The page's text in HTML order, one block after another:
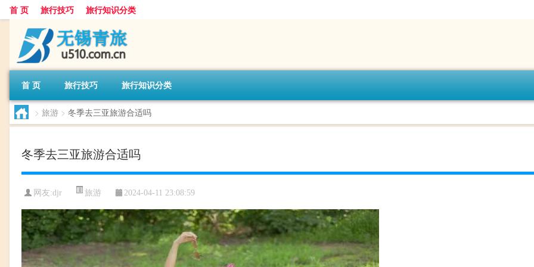
首 页 旅行技巧 旅行知识分类
首 页 旅行技巧 旅行知识分类
> 旅游 > 冬季去三亚旅游合适吗
冬季去三亚旅游合适吗
网友:djr 旅游 2024-04-11 23:08:59